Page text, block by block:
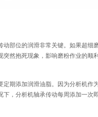
部位的润滑非常关键。如果超
然抱死现象，影响磨粉作业的
期添加润滑油脂。因为分析机
，分析机轴承传动每周添加一次即